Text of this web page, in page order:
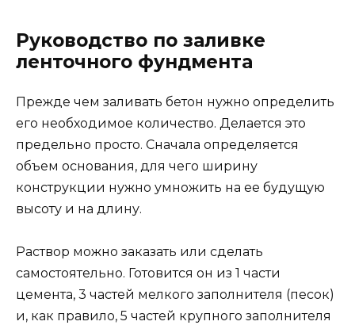
Руководство по заливке
ленточного фундмента
Прежде чем заливать бетон нужно определить
его необходимое количество. Делается это
предельно просто. Сначала определяется
объем основания, для чего ширину
конструкции нужно умножить на ее будущую
высоту и на длину.
Раствор можно заказать или сделать
самостоятельно. Готовится он из 1 части
цемента, 3 частей мелкого заполнителя (песок)
и, как правило, 5 частей крупного заполнителя